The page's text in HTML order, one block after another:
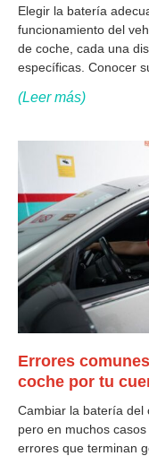
Elegir la batería
funcionamiento del
de coche, cada una
específicas. Conocer
eléctricos. A
(Leer más)
Errores
coche por tu
Cambiar la batería del
pero en muchos
errores que terminan